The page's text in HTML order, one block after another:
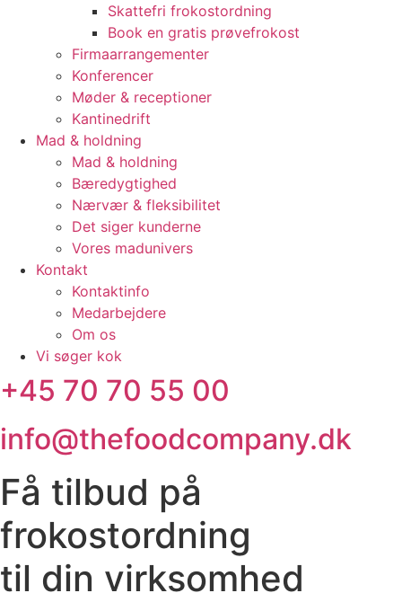
Skattefri frokostordning
Book en gratis prøvefrokost
Firmaarrangementer
Konferencer
Møder & receptioner
Kantinedrift
Mad & holdning
Mad & holdning
Bæredygtighed
Nærvær & fleksibilitet
Det siger kunderne
Vores madunivers
Kontakt
Kontaktinfo
Medarbejdere
Om os
Vi søger kok
+45 70 70 55 00
info@thefoodcompany.dk
Få tilbud på
frokostordning
til din virksomhed